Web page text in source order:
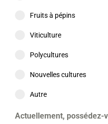
Fruits à pépins
Viticulture
Polycultures
Nouvelles cultures
Autre
Actuellement, possédez-